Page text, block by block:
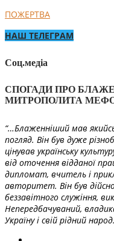
ПОЖЕРТВА
НАШ ТЕЛЕГРАМ
Соц.медіа
СПОГАДИ ПРО
МИТРОПОЛИТА
“…Блаженніший мав
погляд. Він був дуже
цінував українську
від оточення відданої
дипломат, вчитель і
авторитет. Він був
беззавітного служіння,
Непередбачуваний,
Україну і свій рідний